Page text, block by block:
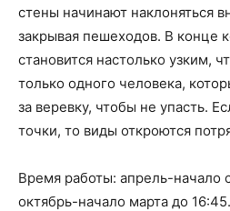
стены начинают наклоняться
закрывая пешеходов. В конце
становится настолько узким,
только одного человека,
за веревку, чтобы не упасть.
точки, то виды откроются
Время работы: апрель-начало
октябрь-начало марта до 16:45.